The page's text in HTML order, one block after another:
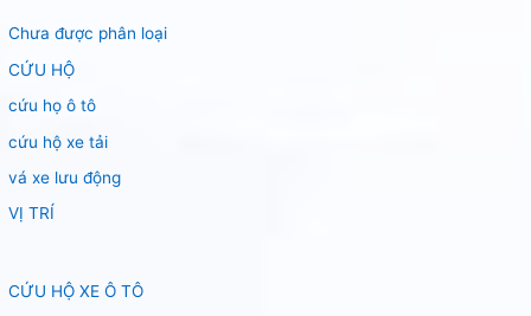
Chưa được phân loại
CỨU HỘ
cứu họ ô tô
cứu hộ xe tải
vá xe lưu động
VỊ TRÍ
CỨU HỘ XE Ô TÔ